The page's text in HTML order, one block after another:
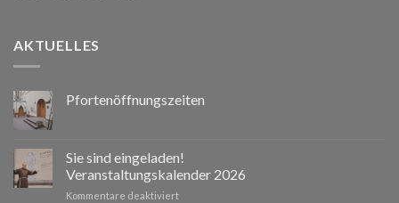
AKTUELLES
Pfortenöffnungszeiten
Sie sind eingeladen!
Veranstaltungskalender 2026
Kommentare deaktiviertfür